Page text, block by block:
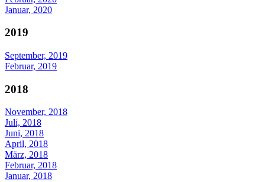
Januar, 2020
2019
September, 2019
Februar, 2019
2018
November, 2018
Juli, 2018
Juni, 2018
April, 2018
März, 2018
Februar, 2018
Januar, 2018